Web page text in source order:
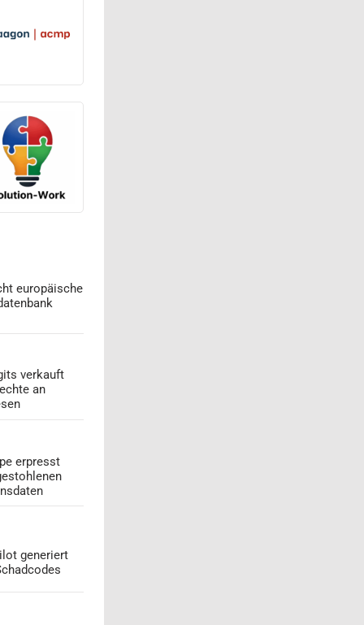
europäische
verkauft
an
erpresst
generiert